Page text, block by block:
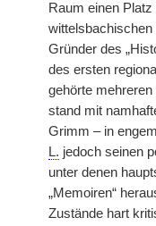
Raum einen
Gründer des
des ersten
gehörte
stand mit
Grimm – in
L. jedoch seinen
unter denen
„Memoiren“
Zustände hart